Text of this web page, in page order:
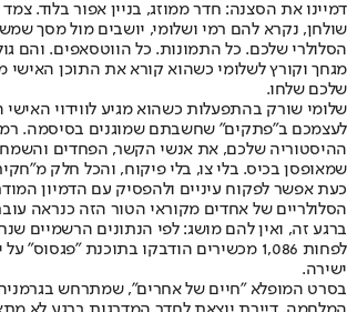
דמיינו את הסצנה: חדר ממוזג, בניין אפור בלוד.
שולחן, נקרא להם רמי ושלומי, יושבים מול מסך
הסלולרי שלכם. כל התמונות. כל הווטסאפים. והם
מגחך וקורץ לשלומי כשהוא קורא את התוכן האישי
שלכם שלחו.
שלומי שורק בהתפעלות כשהוא מגיע לווידוי
לעצמכם ב"פתקים" שחשבתם שמוגנים בסיסמה.
ההיסטוריה שלכם, את אנשי הקשר, הפחדים
שמאופסן בכיס. בלי צו, בלי פיקוח, והכל חלק
כעת אפשר לפקוח עיניים ולהפסיק עם הדמיון
הסלולריים של אחדים מקוראי הטור הזה כנראה
ברגע זה, ואין להם מושג: לפי הנתונים הרשמיים
לפחות 1,086 מכשירים הודבקו בתוכנת
ישירה.
בסרט המופלא ״חיים של אחרים״, שמתרחש